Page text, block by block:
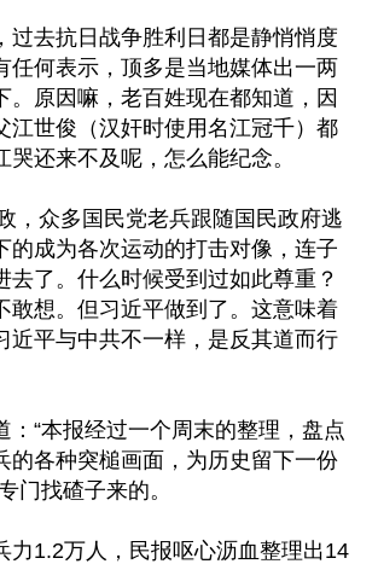
过去抗日战争胜利日都是静悄悄度
任何表示，顶多是当地媒体出一两
。原因嘛，老百姓现在都知道，因
江世俊（汉奸时使用名江冠千）都
哭还来不及呢，怎么能纪念。
，众多国民党老兵跟随国民政府逃
的成为各次运动的打击对像，连子
去了。什么时候受到过如此尊重？
敢想。但习近平做到了。这意味着
近平与中共不一样，是反其道而行
：“本报经过一个周末的整理，盘点
的各种突槌画面，为历史留下一份
门找碴子来的。
力1.2万人，民报呕心沥血整理出14